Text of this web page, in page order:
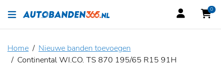
0
Home
Nieuwe banden toevoegen
Continental WI.CO. TS 870 195/65 R15 91H